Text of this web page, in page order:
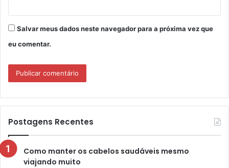
Salvar meus dados neste navegador para a próxima vez que
eu comentar.
Postagens Recentes
Como manter os cabelos saudáveis mesmo
viajando muito